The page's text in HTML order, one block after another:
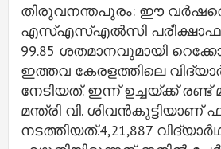
തിരുവനന്തപുരം: ഈ
എസ്എസ്എൽസി
99.85 ശതമാനവുമായി
ഇത്തവ കേരളത്തിലെ
നേടിയത്. ഇന്ന് ഉച്ചയ്ക്ക്
മന്ത്രി വി.
നടത്തിയത്.4,21,887